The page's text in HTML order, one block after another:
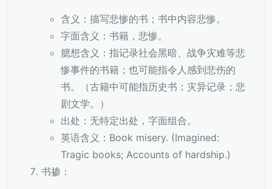
含义：描写悲惨的书；书中内容悲惨。
字面含义：书籍，悲惨。
臆想含义：指记录社会黑暗、战争灾难等悲
惨事件的书籍；也可能指令人感到悲伤的
书。（古籍中可能指历史书；灾异记录；悲
剧文学。）
出处：无特定出处，字面组合。
英语含义：Book misery. (Imagined:
Tragic books; Accounts of hardship.)
书掺：